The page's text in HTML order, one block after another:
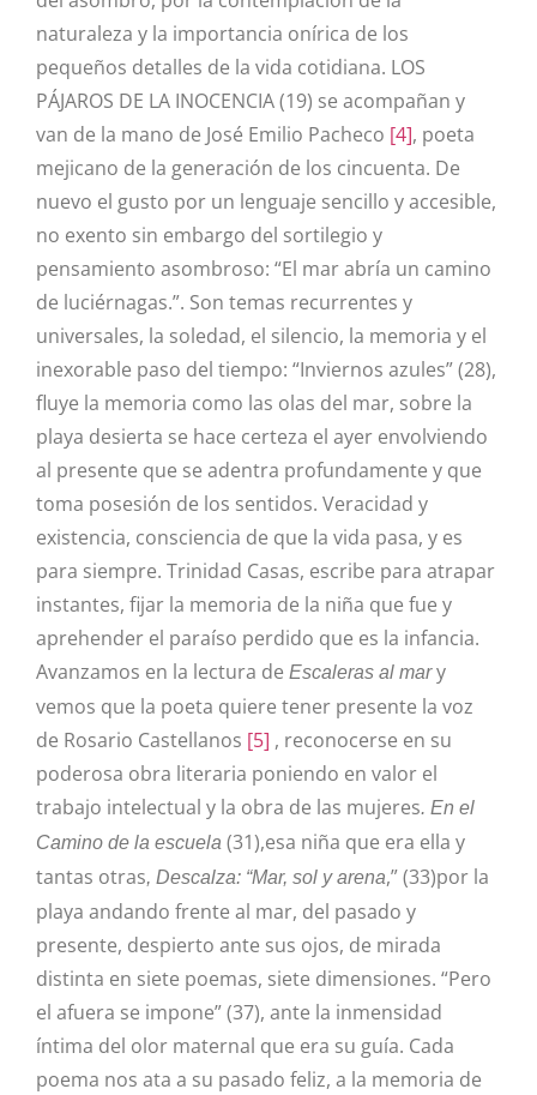
naturaleza y la importancia onírica de los
pequeños detalles de la vida cotidiana. LOS
PÁJAROS DE LA INOCENCIA (19) se acompañan y
van de la mano de José Emilio Pacheco [4], poeta
mejicano de la generación de los cincuenta. De
nuevo el gusto por un lenguaje sencillo y accesible,
no exento sin embargo del sortilegio y
pensamiento asombroso: “El mar abría un camino
de luciérnagas.”. Son temas recurrentes y
universales, la soledad, el silencio, la memoria y el
inexorable paso del tiempo: “Inviernos azules” (28),
fluye la memoria como las olas del mar, sobre la
playa desierta se hace certeza el ayer envolviendo
al presente que se adentra profundamente y que
toma posesión de los sentidos. Veracidad y
existencia, consciencia de que la vida pasa, y es
para siempre. Trinidad Casas, escribe para atrapar
instantes, fijar la memoria de la niña que fue y
aprehender el paraíso perdido que es la infancia.
Avanzamos en la lectura de Escaleras al mary
vemos que la poeta quiere tener presente la voz
de Rosario Castellanos [5] , reconocerse en su
poderosa obra literaria poniendo en valor el
trabajo intelectual y la obra de las mujeres. En el
Camino de la escuela (31),esa niña que era ella y
tantas otras, Descalza: “Mar, sol y arena,” (33)por la
playa andando frente al mar, del pasado y
presente, despierto ante sus ojos, de mirada
distinta en siete poemas, siete dimensiones. “Pero
el afuera se impone” (37), ante la inmensidad
íntima del olor maternal que era su guía. Cada
poema nos ata a su pasado feliz, a la memoria de